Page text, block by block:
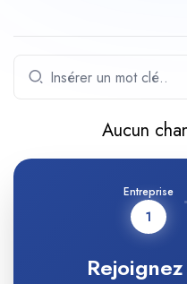
Aucun
Entreprise
1